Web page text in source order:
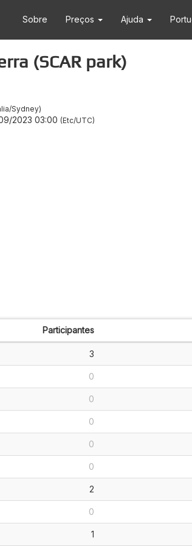
Sobre Preços Ajuda
(SCAR park)
Sydney
2023 03:00 Etc/UTC
Participantes
3
0
0
0
0
0
2
0
1